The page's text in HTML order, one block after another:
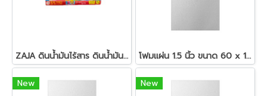
ZAJA ดินน้ำมันไร้สาร ดินน้ำมันแท่งกลม 200 กรัม โฟมแผ่น 1.5 นิ้ว ขนาด 60 x 120 ซม.สีขาว
New New